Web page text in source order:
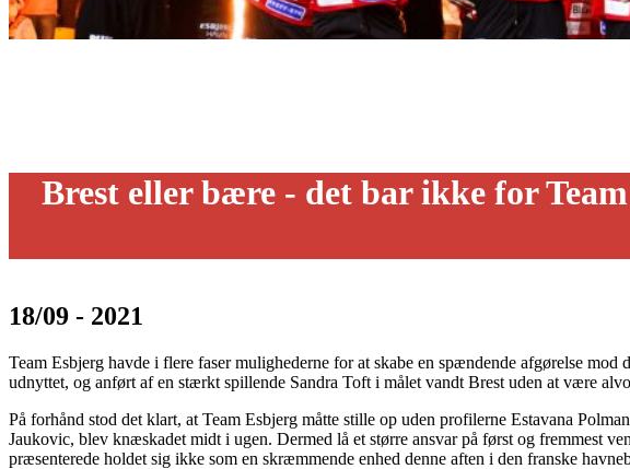
Brest eller bære - det bar ikke for
18/09 - 2021
Team Esbjerg havde i flere faser mulighederne for at skabe en spændende afgørelse
udnyttet, og anført af en stærkt spillende Sandra Toft i målet vandt Brest uden at være
På forhånd stod det klart, at Team Esbjerg måtte stille op uden profilerne Estavana
Jaukovic, blev knæskadet midt i ugen. Dermed lå et større ansvar på først og fremmest
præsenterede holdet sig ikke som en skræmmende enhed denne aften i den franske